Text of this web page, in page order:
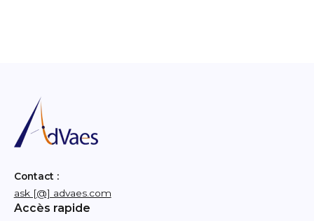
Contact :
ask [@] advaes.com
Accès rapide